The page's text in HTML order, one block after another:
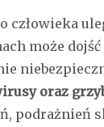
człowieka
może
oraz
podrażnień